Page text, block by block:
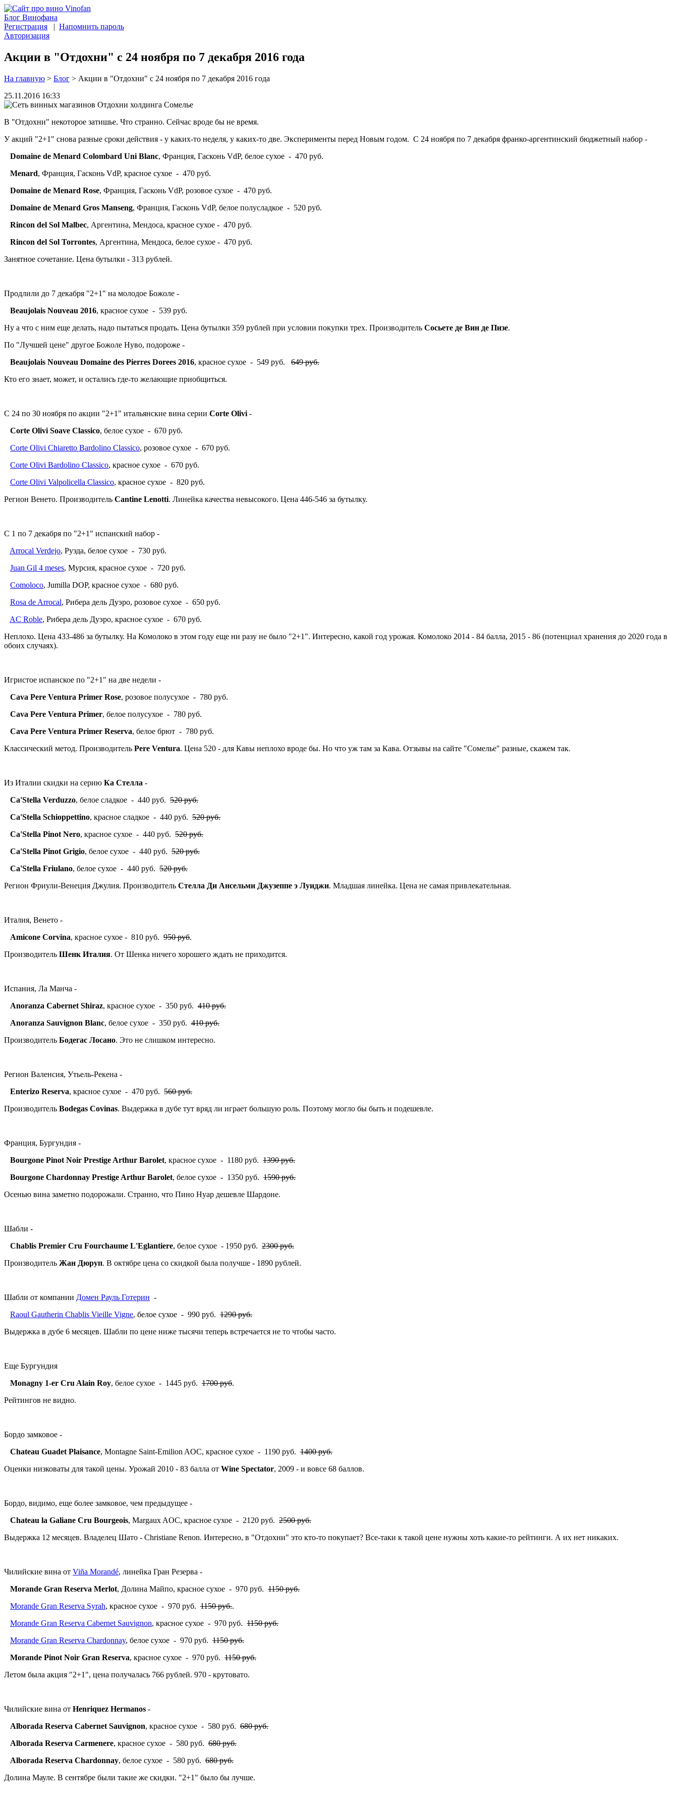
Блог Винофана
Регистрация | Напомнить пароль
Авторизация
Акции в "Отдохни" с 24 ноября по 7 декабря 2016 года
На главную > Блог > Акции в "Отдохни" с 24 ноября по 7 декабря 2016 года
25.11.2016 16:33
В "Отдохни" некоторое затишье. Что странно. Сейчас вроде бы не время.
У акций "2+1" снова разные сроки действия - у каких-то неделя, у каких-то две. Эксперименты перед Новым годом. С 24 ноября по 7 декабря франко-аргентинский бюджетный набор -
Domaine de Menard Colombard Uni Blanc, Франция, Гасконь VdP, белое сухое - 470 руб.
Menard, Франция, Гасконь VdP, красное сухое - 470 руб.
Domaine de Menard Rose, Франция, Гасконь VdP, розовое сухое - 470 руб.
Domaine de Menard Gros Manseng, Франция, Гасконь VdP, белое полусладкое - 520 руб.
Rincon del Sol Malbec, Аргентина, Мендоса, красное сухое - 470 руб.
Rincon del Sol Torrontes, Аргентина, Мендоса, белое сухое - 470 руб.
Занятное сочетание. Цена бутылки - 313 рублей.
Продлили до 7 декабря "2+1" на молодое Божоле -
Beaujolais Nouveau 2016, красное сухое - 539 руб.
Ну а что с ним еще делать, надо пытаться продать. Цена бутылки 359 рублей при условии покупки трех. Производитель Сосьете де Вин де Пизе.
По "Лучшей цене" другое Божоле Нуво, подороже -
Beaujolais Nouveau Domaine des Pierres Dorees 2016, красное сухое - 549 руб. 649 руб.
Кто его знает, может, и остались где-то желающие приобщиться.
С 24 по 30 ноября по акции "2+1" итальянские вина серии Corte Olivi -
Corte Olivi Soave Classico, белое сухое - 670 руб.
Corte Olivi Chiaretto Bardolino Classico, розовое сухое - 670 руб.
Corte Olivi Bardolino Classico, красное сухое - 670 руб.
Corte Olivi Valpolicella Classico, красное сухое - 820 руб.
Регион Венето. Производитель Cantine Lenotti. Линейка качества невысокого. Цена 446-546 за бутылку.
С 1 по 7 декабря по "2+1" испанский набор -
Arrocal Verdejo, Руэда, белое сухое - 730 руб.
Juan Gil 4 meses, Мурсия, красное сухое - 720 руб.
Comoloco, Jumilla DOP, красное сухое - 680 руб.
Rosa de Arrocal, Рибера дель Дуэро, розовое сухое - 650 руб.
AC Roble, Рибера дель Дуэро, красное сухое - 670 руб.
Неплохо. Цена 433-486 за бутылку. На Комолоко в этом году еще ни разу не было "2+1". Интересно, какой год урожая. Комолоко 2014 - 84 балла, 2015 - 86 (потенциал хранения до 2020 года в
обоих случаях).
Игристое испанское по "2+1" на две недели -
Cava Pere Ventura Primer Rose, розовое полусухое - 780 руб.
Cava Pere Ventura Primer, белое полусухое - 780 руб.
Cava Pere Ventura Primer Reserva, белое брют - 780 руб.
Классический метод. Производитель Pere Ventura. Цена 520 - для Кавы неплохо вроде бы. Но что уж там за Кава. Отзывы на сайте "Сомелье" разные, скажем так.
Из Италии скидки на серию Ка Стелла -
Ca'Stella Verduzzo, белое сладкое - 440 руб. 520 руб.
Ca'Stella Schioppettino, красное сладкое - 440 руб. 520 руб.
Ca'Stella Pinot Nero, красное сухое - 440 руб. 520 руб.
Ca'Stella Pinot Grigio, белое сухое - 440 руб. 520 руб.
Ca'Stella Friulano, белое сухое - 440 руб. 520 руб.
Регион Фриули-Венеция Джулия. Производитель Стелла Ди Ансельми Джузеппе э Луиджи. Младшая линейка. Цена не самая привлекательная.
Италия, Венето -
Amicone Corvina, красное сухое - 810 руб. 950 руб.
Производитель Шенк Италия. От Шенка ничего хорошего ждать не приходится.
Испания, Ла Манча -
Anoranza Cabernet Shiraz, красное сухое - 350 руб. 410 руб.
Anoranza Sauvignon Blanc, белое сухое - 350 руб. 410 руб.
Производитель Бодегас Лосано. Это не слишком интересно.
Регион Валенсия, Утьель-Рекена -
Enterizo Reserva, красное сухое - 470 руб. 560 руб.
Производитель Bodegas Covinas. Выдержка в дубе тут вряд ли играет большую роль. Поэтому могло бы быть и подешевле.
Франция, Бургундия -
Bourgone Pinot Noir Prestige Arthur Barolet, красное сухое - 1180 руб. 1390 руб.
Bourgone Chardonnay Prestige Arthur Barolet, белое сухое - 1350 руб. 1590 руб.
Осенью вина заметно подорожали. Странно, что Пино Нуар дешевле Шардоне.
Шабли -
Chablis Premier Cru Fourchaume L'Eglantiere, белое сухое - 1950 руб. 2300 руб.
Производитель Жан Дюруп. В октябре цена со скидкой была получше - 1890 рублей.
Шабли от компании Домен Рауль Готерин -
Raoul Gautherin Chablis Vieille Vigne, белое сухое - 990 руб. 1290 руб.
Выдержка в дубе 6 месяцев. Шабли по цене ниже тысячи теперь встречается не то чтобы часто.
Еще Бургундия
Monagny 1-er Cru Alain Roy, белое сухое - 1445 руб. 1700 руб.
Рейтингов не видно.
Бордо замковое -
Chateau Guadet Plaisance, Montagne Saint-Emilion AOC, красное сухое - 1190 руб. 1400 руб.
Оценки низковаты для такой цены. Урожай 2010 - 83 балла от Wine Spectator, 2009 - и вовсе 68 баллов.
Бордо, видимо, еще более замковое, чем предыдущее -
Chateau la Galiane Cru Bourgeois, Margaux AOC, красное сухое - 2120 руб. 2500 руб.
Выдержка 12 месяцев. Владелец Шато - Christiane Renon. Интересно, в "Отдохни" это кто-то покупает? Все-таки к такой цене нужны хоть какие-то рейтинги. А их нет никаких.
Чилийские вина от Viña Morandé, линейка Гран Резерва -
Morande Gran Reserva Merlot, Долина Майпо, красное сухое - 970 руб. 1150 руб.
Morande Gran Reserva Syrah, красное сухое - 970 руб. 1150 руб..
Morande Gran Reserva Cabernet Sauvignon, красное сухое - 970 руб. 1150 руб.
Morande Gran Reserva Chardonnay, белое сухое - 970 руб. 1150 руб.
Morande Pinot Noir Gran Reserva, красное сухое - 970 руб. 1150 руб.
Летом была акция "2+1", цена получалась 766 рублей. 970 - крутовато.
Чилийские вина от Henriquez Hermanos -
Alborada Reserva Cabernet Sauvignon, красное сухое - 580 руб. 680 руб.
Alborada Reserva Carmenere, красное сухое - 580 руб. 680 руб.
Alborada Reserva Chardonnay, белое сухое - 580 руб. 680 руб.
Долина Мауле. В сентябре были такие же скидки. "2+1" было бы лучше.